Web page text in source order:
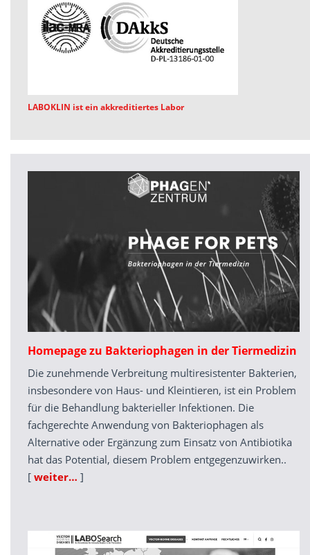
LABOKLIN ist ein akkreditiertes Labor
Homepage zu Bakteriophagen in der Tiermedizin
Die zunehmende Verbreitung multiresistenter Bakterien,
insbesondere von Haus- und Kleintieren, ist ein Problem
für die Behandlung bakterieller Infektionen. Die
fachgerechte Anwendung von Bakteriophagen als
Alternative oder Ergänzung zum Einsatz von Antibiotika
hat das Potential, diesem Problem entgegenzuwirken..
[ weiter… ]